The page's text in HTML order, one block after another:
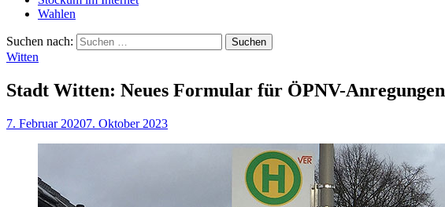
Wahlen
Suchen nach:
Witten
Stadt Witten: Neues Formular für ÖPNV-Anregungen
7. Februar 20207. Oktober 2023